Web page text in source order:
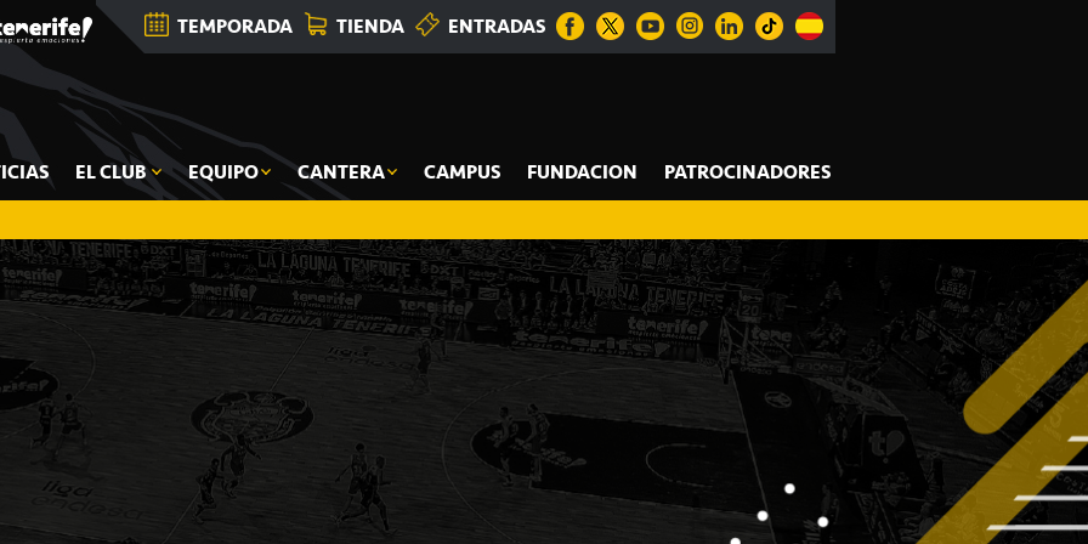
TEMPORADA TIENDA ENTRADAS
EL CLUB EQUIPO CANTERA CAMPUS FUNDACION PATROCINADORES